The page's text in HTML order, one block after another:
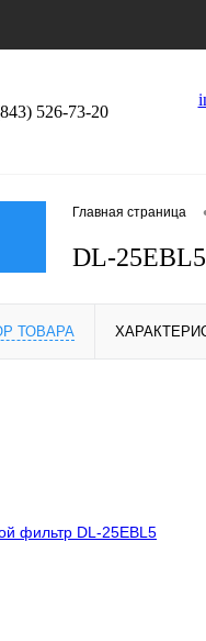
526-73-20
Главная страница
DL-
ТОВАРА